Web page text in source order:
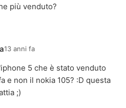
più venduto?
13 anni fa
5 che è stato venduto
e non il nokia 105? :D questa
;)